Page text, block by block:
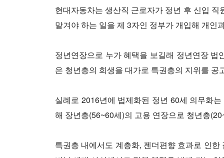
현대자동차는 생산직 근로자가 정년 후 신입
맡겨야 하는 일을 제 3자인 정부가 개입해 개인
정년연장으로 누가 혜택을 보길래 정년연장
은 청년층의 희생을 대가로 특권층의 지위를
실례로 2016년에 법제화된 정년 60세 의무화
해 장년층(56~60세)의 고용 연장으로 청년층
특권층 내에서도 계층화, 젠더편향 효과로 인